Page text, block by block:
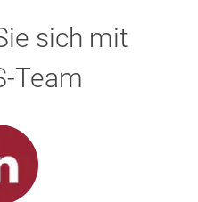
sich mit
Team